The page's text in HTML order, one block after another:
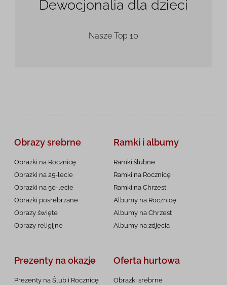
Dewocjonalia dla dzieci
Nasze Top 10
Obrazy srebrne
Obrazki na Rocznicę
Obrazki na 25-lecie
Obrazki na 50-lecie
Obrazki posrebrzane
Obrazy święte
Obrazy religijne
Ramki i albumy
Ramki ślubne
Ramki na Rocznicę
Ramki na Chrzest
Albumy na Rocznicę
Albumy na Chrzest
Albumy na zdjęcia
Prezenty na okazje
Prezenty na Ślub i Rocznicę
Oferta hurtowa
Obrazki srebrne